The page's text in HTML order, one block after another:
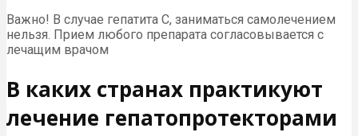
Важно! В случае гепатита С, заниматься самолечением
нельзя. Прием любого препарата согласовывается с
лечащим врачом
В каких странах практикуют
лечение гепатопротекторами